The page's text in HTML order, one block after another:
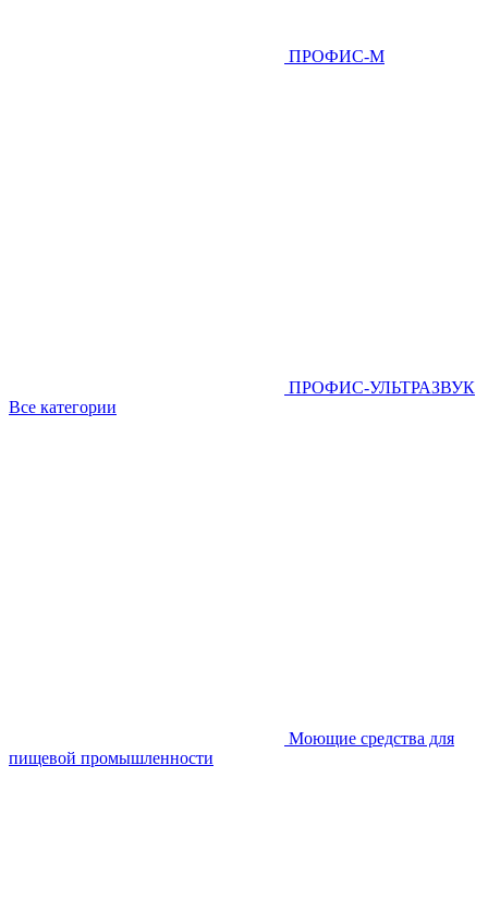
ПРОФИС-М
ПРОФИС-УЛЬТРАЗВУК
Все категории
Моющие средства для
пищевой промышленности